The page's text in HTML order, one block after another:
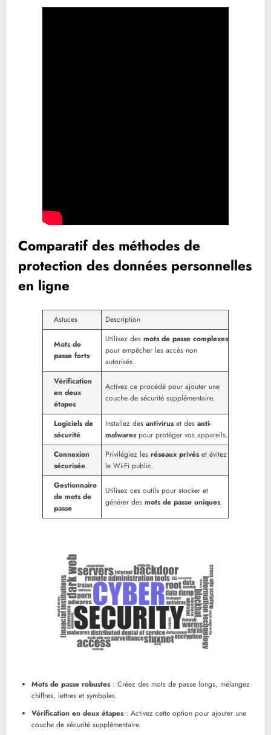
Comparatif des méthodes de
protection des données personnelles
en ligne
Astuces Description
Mots de
passe forts
Utilisez des mots de passe complexes
pour empêcher les accès non
autorisés.
Vérification
en deux
étapes
Activez ce procédé pour ajouter une
couche de sécurité supplémentaire.
Logiciels de
sécurité
Installez des antiviruset des anti-
malwarespour protéger vos appareils.
Connexion
sécurisée
Privilégiez les réseaux privéset évitez
le Wi-Fi public.
Gestionnaire
de mots de
passe
Utilisez ces outils pour stocker et
générer des mots de passe uniques.
Mots de passe robustes: Créez des mots de passe longs, mélangez
chiffres, lettres et symboles.
Vérification en deux étapes: Activez cette option pour ajouter une
couche de sécurité supplémentaire.